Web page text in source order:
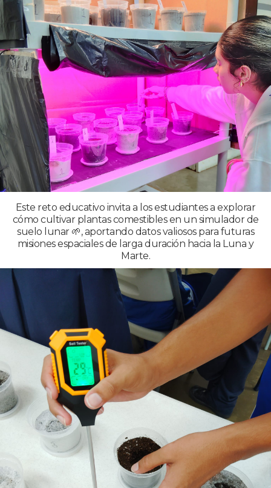
Este reto educativo invita a los estudiantes a explorar
cómo cultivar plantas comestibles en un simulador de
suelo lunar 🌱, aportando datos valiosos para futuras
misiones espaciales de larga duración hacia la Luna y
Marte.